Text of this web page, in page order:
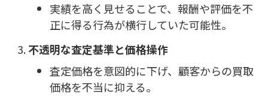
実績を高く見せることで、報酬や評価を不
正に得る行為が横行していた可能性。
不透明な査定基準と価格操作
査定価格を意図的に下げ、顧客からの買取
価格を不当に抑える。